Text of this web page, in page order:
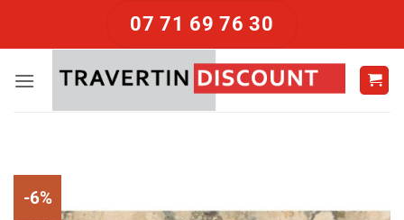
07 71 69 76 30
-6%